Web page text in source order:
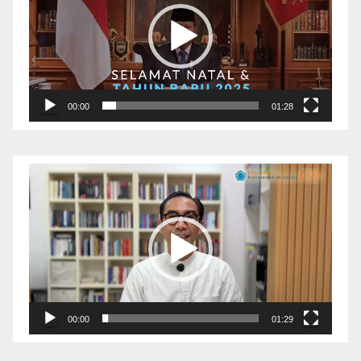
00:00 01:28
Pemutar
Video
00:00 01:29